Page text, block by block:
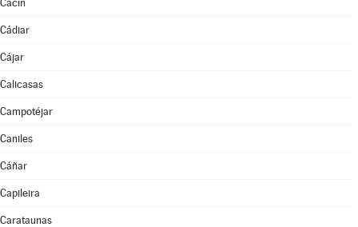
Cacín
Cádiar
Cájar
Calicasas
Campotéjar
Caniles
Cáñar
Capileira
Carataunas